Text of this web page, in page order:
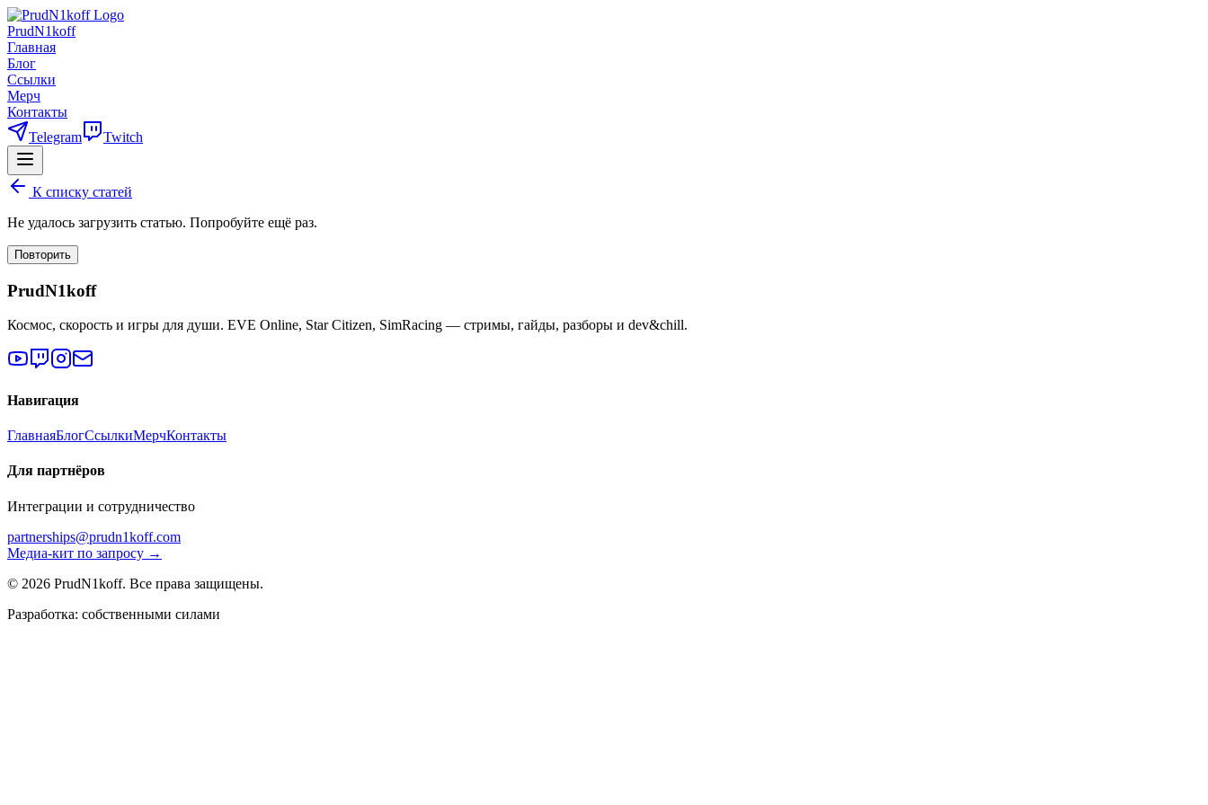
PrudN1koff
Главная
Блог
Ссылки
Мерч
Контакты
Telegram
Twitch
К списку статей
Не удалось загрузить статью. Попробуйте ещё раз.
Повторить
PrudN1koff
Космос, скорость и игры для души. EVE Online, Star Citizen, SimRacing — стримы, гайды, разборы и dev&chill.
Навигация
ГлавнаяБлогСсылкиМерчКонтакты
Для партнёров
Интеграции и сотрудничество
partnerships@prudn1koff.com
Медиа-кит по запросу →
© 2026 PrudN1koff. Все права защищены.
Разработка: собственными силами